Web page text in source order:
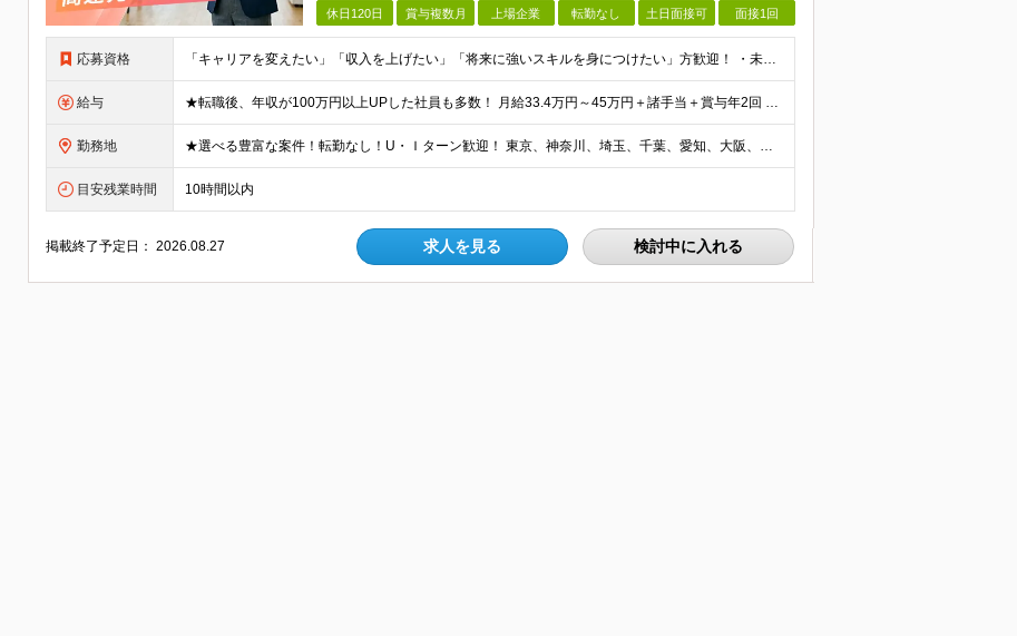
休日120日 賞与複数月 上場企業 転勤なし 土日面接可 面接1回
応募資格 「キャリアを変えたい」「収入を上げたい」「将来に強いスキルを身につけたい」方歓迎！ ・未経験歓迎 ・学歴不問 ・第二新卒歓迎 ＼経験やスキルではなく、“これから”を重視します／ 「今のままでいい
給与 ★転職後、年収が100万円以上UPした社員も多数！ 月給33.4万円～45万円＋諸手当＋賞与年2回 ※インセンティブが発生する案件もあります。 【固定残業代について】 なし（残業代は、実際の労働
勤務地 ★選べる豊富な案件！転勤なし！U・Ｉターン歓迎！ 東京、神奈川、埼玉、千葉、愛知、大阪、兵庫、京都、広島、福岡をはじめとする全国各地のプロジェクト先。 プライム上場、グロース上場企業の大手～ベンチ
目安残業時間 10時間以内
掲載終了予定日：2026.08.27 求人を見る 検討中に入れる